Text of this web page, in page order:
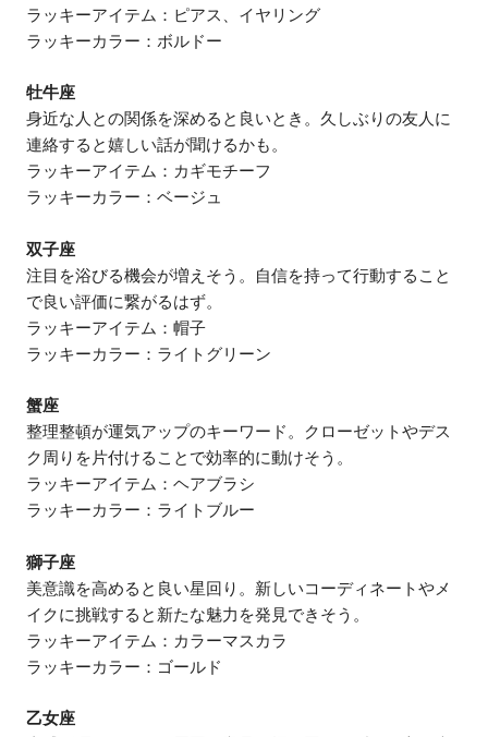
ラッキーアイテム：ピアス、イヤリング
ラッキーカラー：ボルドー
牡牛座
身近な人との関係を深めると良いとき。久しぶりの友人に
連絡すると嬉しい話が聞けるかも。
ラッキーアイテム：カギモチーフ
ラッキーカラー：ベージュ
双子座
注目を浴びる機会が増えそう。自信を持って行動すること
で良い評価に繋がるはず。
ラッキーアイテム：帽子
ラッキーカラー：ライトグリーン
蟹座
整理整頓が運気アップのキーワード。クローゼットやデス
ク周りを片付けることで効率的に動けそう。
ラッキーアイテム：ヘアブラシ
ラッキーカラー：ライトブルー
獅子座
美意識を高めると良い星回り。新しいコーディネートやメ
イクに挑戦すると新たな魅力を発見できそう。
ラッキーアイテム：カラーマスカラ
ラッキーカラー：ゴールド
乙女座